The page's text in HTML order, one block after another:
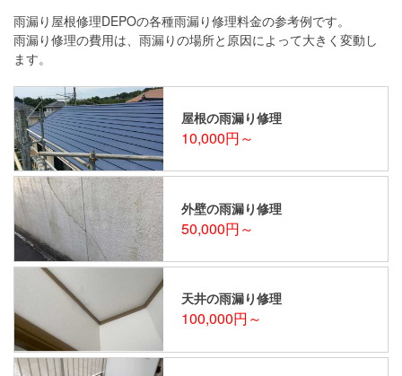
雨漏り屋根修理DEPOの各種雨漏り修理料金の参考例です。
雨漏り修理の費用は、雨漏りの場所と原因によって大きく変動し
ます。
屋根の雨漏り修理
10,000円～
外壁の雨漏り修理
50,000円～
天井の雨漏り修理
100,000円～